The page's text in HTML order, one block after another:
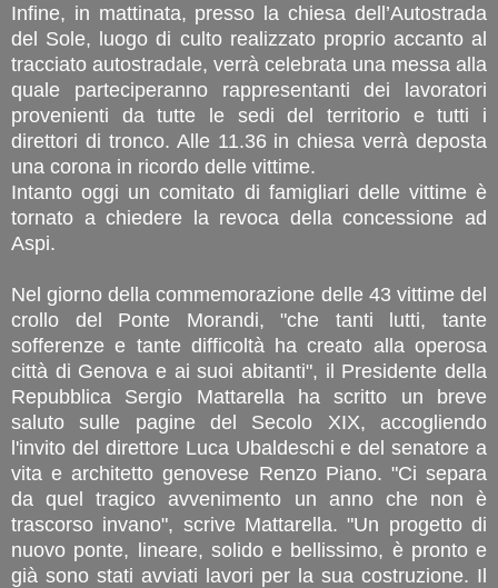
Infine, in mattinata, presso la chiesa dell’Autostrada
del Sole, luogo di culto realizzato proprio accanto al
tracciato autostradale, verrà celebrata una messa alla
quale parteciperanno rappresentanti dei lavoratori
provenienti da tutte le sedi del territorio e tutti i
direttori di tronco. Alle 11.36 in chiesa verrà deposta
una corona in ricordo delle vittime.
Intanto oggi un comitato di famigliari delle vittime è
tornato a chiedere la revoca della concessione ad
Aspi.
Nel giorno della commemorazione delle 43 vittime del
crollo del Ponte Morandi, "che tanti lutti, tante
sofferenze e tante difficoltà ha creato alla operosa
città di Genova e ai suoi abitanti", il Presidente della
Repubblica Sergio Mattarella ha scritto un breve
saluto sulle pagine del Secolo XIX, accogliendo
l'invito del direttore Luca Ubaldeschi e del senatore a
vita e architetto genovese Renzo Piano. "Ci separa
da quel tragico avvenimento un anno che non è
trascorso invano", scrive Mattarella. "Un progetto di
nuovo ponte, lineare, solido e bellissimo, è pronto e
già sono stati avviati lavori per la sua costruzione. Il